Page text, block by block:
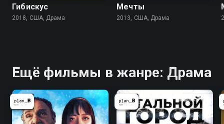
Гибискус
2018, США, Драма
Мечты
2013, США, Драма
Ещё фильмы в жанре: Драма